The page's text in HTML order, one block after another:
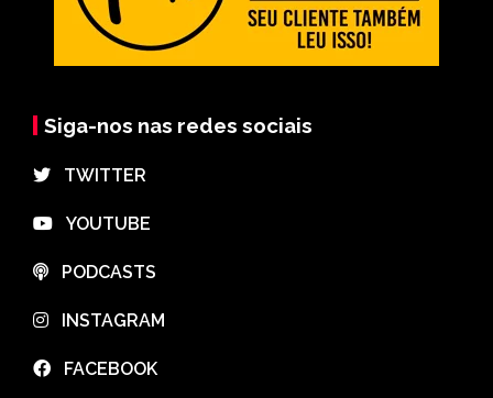
Siga-nos nas redes sociais
⠀TWITTER
⠀YOUTUBE
⠀PODCASTS
⠀INSTAGRAM
⠀FACEBOOK